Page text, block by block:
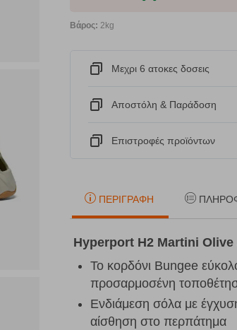
Βάρος: 2kg
Μεχρι 6 ατοκες δοσεις
Αποστόλη & Παράδοση
Eπιστροφές προϊόντων
ΠΕΡΙΓΡΑΦΉ
Hyperport H2 Martini Olive
Το κορδόνι Bungee
προσαρμοσένη
Ενδιάμεση σόλα με
αίσθηση στο περπάτημα